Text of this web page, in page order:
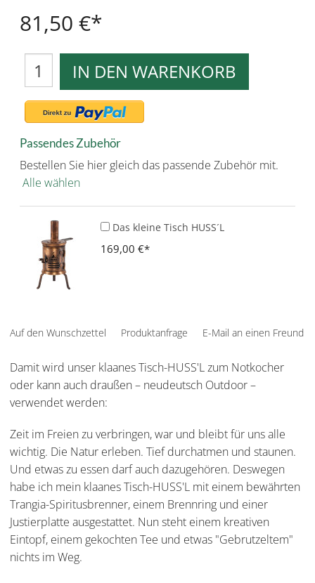
81,50 €
IN DEN WARENKORB
Passendes Zubehör
Bestellen Sie hier gleich das passende Zubehör mit.
Alle wählen
Das kleine Tisch HUSS´L
169,00 €
Auf den Wunschzettel Produktanfrage E-Mail an einen Freund
Damit wird unser klaanes Tisch-HUSS'L zum Notkocher
oder kann auch draußen – neudeutsch Outdoor –
verwendet werden:
Zeit im Freien zu verbringen, war und bleibt für uns alle
wichtig. Die Natur erleben. Tief durchatmen und staunen.
Und etwas zu essen darf auch dazugehören. Deswegen
habe ich mein klaanes Tisch-HUSS'L mit einem bewährten
Trangia-Spiritusbrenner, einem Brennring und einer
Justierplatte ausgestattet. Nun steht einem kreativen
Eintopf, einem gekochten Tee und etwas "Gebrutzeltem"
nichts im Weg.